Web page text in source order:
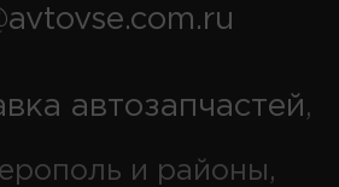
автозапчастей,
и районы,